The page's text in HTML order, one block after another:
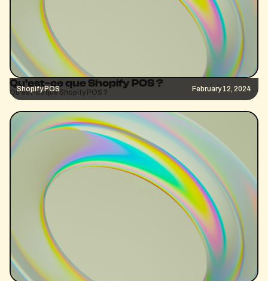
Shopify POS February 12, 2024
Qu'est-ce que Shopify POS ?
Qu'est-ce que Shopify POS ?